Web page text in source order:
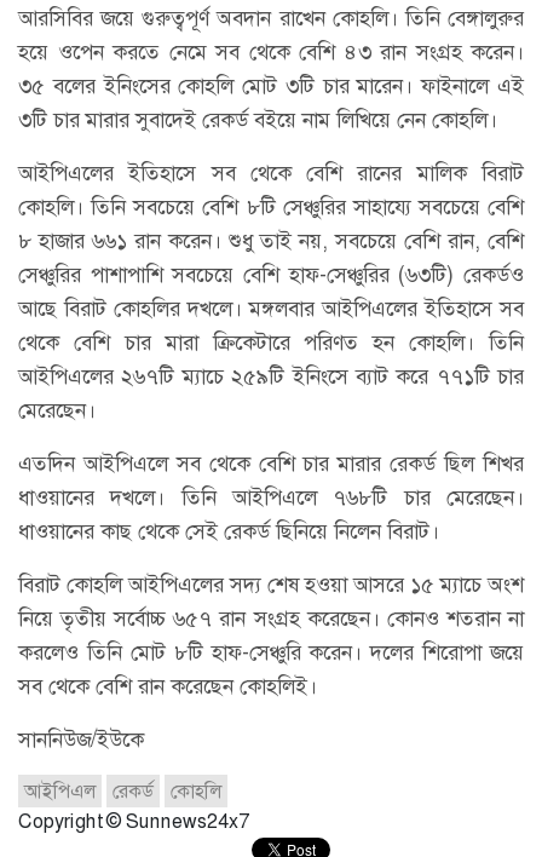
আরসিবির জয়ে গুরুত্বপূর্ণ অবদান রাখেন কোহলি। তিনি বেঙ্গালুরুর
হয়ে ওপেন করতে নেমে সব থেকে বেশি ৪৩ রান সংগ্রহ করেন।
৩৫ বলের ইনিংসের কোহলি মোট ৩টি চার মারেন। ফাইনালে এই
৩টি চার মারার সুবাদেই রেকর্ড বইয়ে নাম লিখিয়ে নেন কোহলি।
আইপিএলের ইতিহাসে সব থেকে বেশি রানের মালিক বিরাট
কোহলি। তিনি সবচেয়ে বেশি ৮টি সেঞ্চুরির সাহায্যে সবচেয়ে বেশি
৮ হাজার ৬৬১ রান করেন। শুধু তাই নয়, সবচেয়ে বেশি রান, বেশি
সেঞ্চুরির পাশাপাশি সবচেয়ে বেশি হাফ-সেঞ্চুরির (৬৩টি) রেকর্ডও
আছে বিরাট কোহলির দখলে। মঙ্গলবার আইপিএলের ইতিহাসে সব
থেকে বেশি চার মারা ক্রিকেটারে পরিণত হন কোহলি। তিনি
আইপিএলের ২৬৭টি ম্যাচে ২৫৯টি ইনিংসে ব্যাট করে ৭৭১টি চার
মেরেছেন।
এতদিন আইপিএলে সব থেকে বেশি চার মারার রেকর্ড ছিল শিখর
ধাওয়ানের দখলে। তিনি আইপিএলে ৭৬৮টি চার মেরেছেন।
ধাওয়ানের কাছ থেকে সেই রেকর্ড ছিনিয়ে নিলেন বিরাট।
বিরাট কোহলি আইপিএলের সদ্য শেষ হওয়া আসরে ১৫ ম্যাচে অংশ
নিয়ে তৃতীয় সর্বোচ্চ ৬৫৭ রান সংগ্রহ করেছেন। কোনও শতরান না
করলেও তিনি মোট ৮টি হাফ-সেঞ্চুরি করেন। দলের শিরোপা জয়ে
সব থেকে বেশি রান করেছেন কোহলিই।
সাননিউজ/ইউকে
আইপিএল রেকর্ড
কোহলি
Copyright © Sunnews24x7